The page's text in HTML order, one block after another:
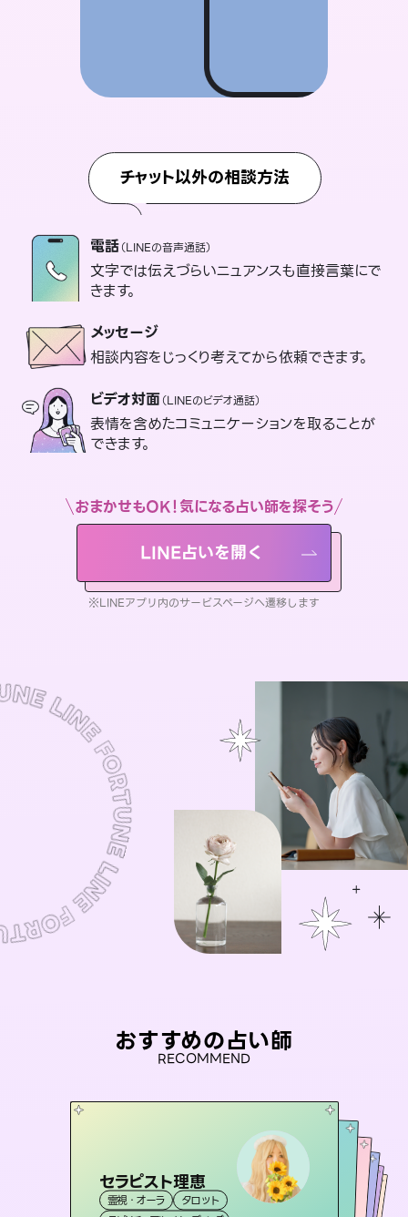
チャット以外の相談方法
電話（LINEの音声通話）
文字では伝えづらいニュアンスも直接言葉にで
きます。
メッセージ
相談内容をじっくり考えてから依頼できます。
ビデオ対面（LINEのビデオ通話）
表情を含めたコミュニケーションを取ることが
できます。
おまかせもOK！気になる占い師を探そう
LINE占いを開く
※LINEアプリ内のサービスページへ遷移します
おすすめの占い師
RECOMMEND
セラピスト理恵
霊視・オーラ
タロット
彗望（すいぼう）
霊視・オーラ 透視
桃源珠羽（とうげんみう）
霊視・オーラ
未来視師＊花
アイリス -iris-